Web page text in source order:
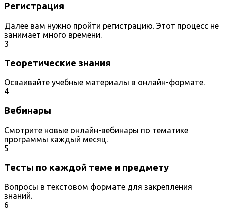
Регистрация
Далее вам нужно пройти регистрацию. Этот процесс не
занимает много времени.
3
Теоретические знания
Осваивайте учебные материалы в онлайн-формате.
4
Вебинары
Смотрите новые онлайн-вебинары по тематике
программы каждый месяц.
5
Тесты по каждой теме и предмету
Вопросы в текстовом формате для закрепления
знаний.
6